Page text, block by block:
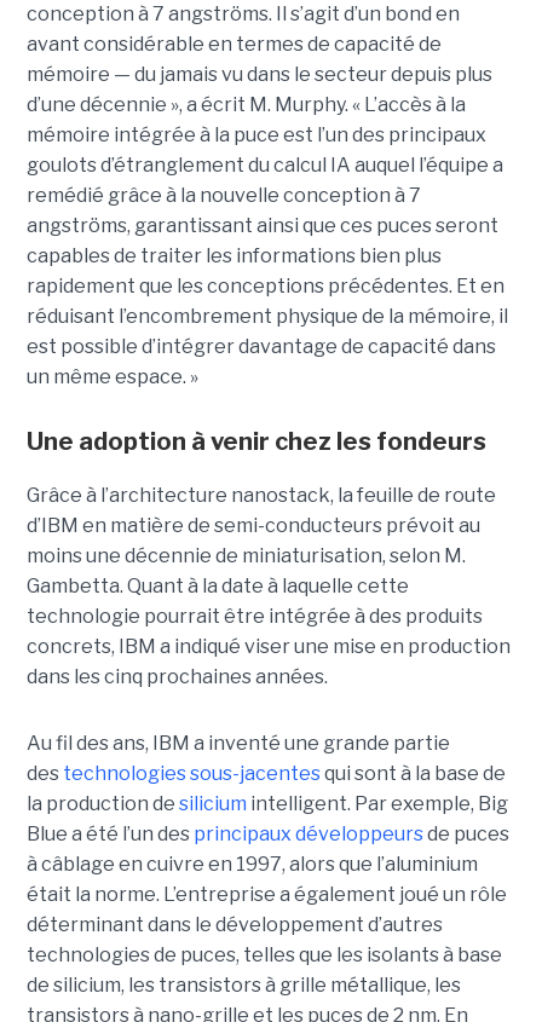
conception à 7 angströms. Il s’agit d’un bond en
avant considérable en termes de capacité de
mémoire — du jamais vu dans le secteur depuis plus
d’une décennie », a écrit M. Murphy. « L’accès à la
mémoire intégrée à la puce est l’un des principaux
goulots d’étranglement du calcul IA auquel l’équipe a
remédié grâce à la nouvelle conception à 7
angströms, garantissant ainsi que ces puces seront
capables de traiter les informations bien plus
rapidement que les conceptions précédentes. Et en
réduisant l’encombrement physique de la mémoire, il
est possible d’intégrer davantage de capacité dans
un même espace. »
Une adoption à venir chez les fondeurs
Grâce à l’architecture nanostack, la feuille de route
d’IBM en matière de semi-conducteurs prévoit au
moins une décennie de miniaturisation, selon M.
Gambetta. Quant à la date à laquelle cette
technologie pourrait être intégrée à des produits
concrets, IBM a indiqué viser une mise en production
dans les cinq prochaines années.
Au fil des ans, IBM a inventé une grande partie
des technologies sous-jacentesqui sont à la base de
la production de silicium intelligent. Par exemple, Big
Blue a été l’un des principaux développeursde puces
à câblage en cuivre en 1997, alors que l’aluminium
était la norme. L’entreprise a également joué un rôle
déterminant dans le développement d’autres
technologies de puces, telles que les isolants à base
de silicium, les transistors à grille métallique, les
transistors à nano-grille et les puces de 2 nm. En